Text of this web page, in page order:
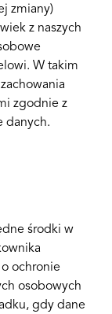
zmiany)
z naszych
W takim
zgodnie z
danych.
środki w
ochronie
osobowych
gdy dane